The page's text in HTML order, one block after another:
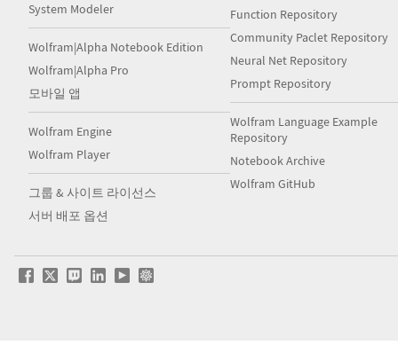
System Modeler
Wolfram|Alpha Notebook Edition
Wolfram|Alpha Pro
모바일 앱
Wolfram Engine
Wolfram Player
그룹 & 사이트 라이선스
서버 배포 옵션
Function Repository
Community Paclet Repository
Neural Net Repository
Prompt Repository
Wolfram Language Example
Repository
Notebook Archive
Wolfram GitHub